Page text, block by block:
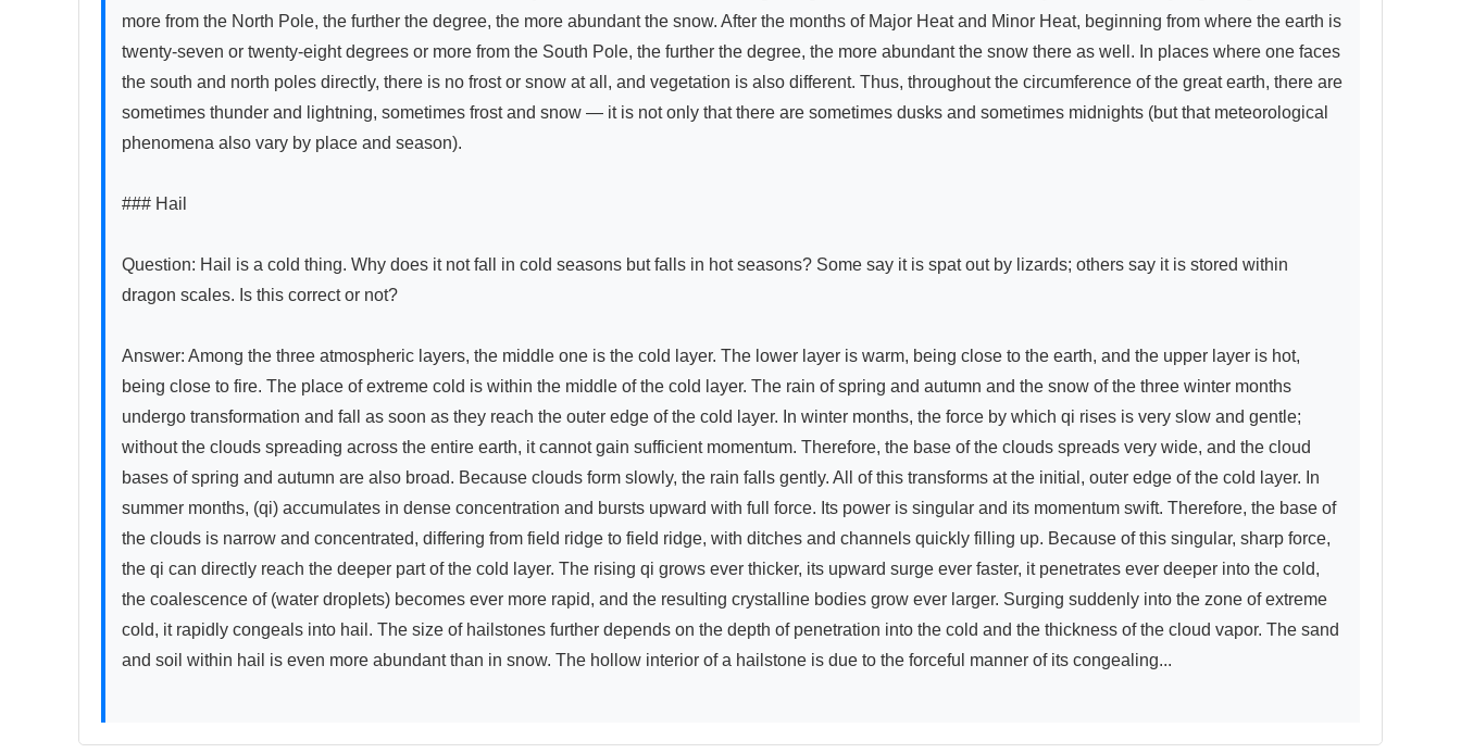
more from the North Pole, the further the degree, the more abundant the snow. After the months of Major Heat and Minor Heat, beginning from where the earth is
twenty-seven or twenty-eight degrees or more from the South Pole, the further the degree, the more abundant the snow there as well. In places where one faces
the south and north poles directly, there is no frost or snow at all, and vegetation is also different. Thus, throughout the circumference of the great earth, there are
sometimes thunder and lightning, sometimes frost and snow — it is not only that there are sometimes dusks and sometimes midnights (but that meteorological
phenomena also vary by place and season).
### Hail
Question: Hail is a cold thing. Why does it not fall in cold seasons but falls in hot seasons? Some say it is spat out by lizards; others say it is stored within
dragon scales. Is this correct or not?
Answer: Among the three atmospheric layers, the middle one is the cold layer. The lower layer is warm, being close to the earth, and the upper layer is hot,
being close to fire. The place of extreme cold is within the middle of the cold layer. The rain of spring and autumn and the snow of the three winter months
undergo transformation and fall as soon as they reach the outer edge of the cold layer. In winter months, the force by which qi rises is very slow and gentle;
without the clouds spreading across the entire earth, it cannot gain sufficient momentum. Therefore, the base of the clouds spreads very wide, and the cloud
bases of spring and autumn are also broad. Because clouds form slowly, the rain falls gently. All of this transforms at the initial, outer edge of the cold layer. In
summer months, (qi) accumulates in dense concentration and bursts upward with full force. Its power is singular and its momentum swift. Therefore, the base of
the clouds is narrow and concentrated, differing from field ridge to field ridge, with ditches and channels quickly filling up. Because of this singular, sharp force,
the qi can directly reach the deeper part of the cold layer. The rising qi grows ever thicker, its upward surge ever faster, it penetrates ever deeper into the cold,
the coalescence of (water droplets) becomes ever more rapid, and the resulting crystalline bodies grow ever larger. Surging suddenly into the zone of extreme
cold, it rapidly congeals into hail. The size of hailstones further depends on the depth of penetration into the cold and the thickness of the cloud vapor. The sand
and soil within hail is even more abundant than in snow. The hollow interior of a hailstone is due to the forceful manner of its congealing...